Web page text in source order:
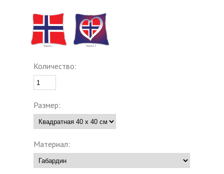
Количество:
Размер:
Материал: